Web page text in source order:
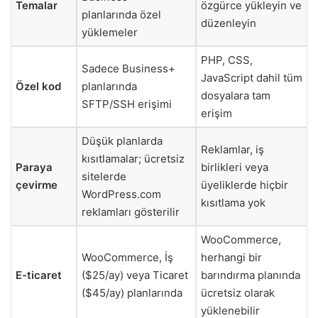
Temalar
planlarında özel
yüklemeler
özgürce yükleyin ve
düzenleyin
Özel kod
Sadece Business+
planlarında
SFTP/SSH erişimi
PHP, CSS,
JavaScript dahil tüm
dosyalara tam
erişim
Paraya
çevirme
Düşük planlarda
kısıtlamalar; ücretsiz
sitelerde
WordPress.com
reklamları gösterilir
Reklamlar, iş
birlikleri veya
üyeliklerde hiçbir
kısıtlama yok
E-ticaret
WooCommerce, İş
($25/ay) veya Ticaret
($45/ay) planlarında
WooCommerce,
herhangi bir
barındırma planında
ücretsiz olarak
yüklenebilir